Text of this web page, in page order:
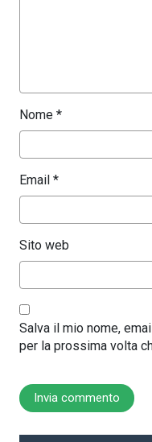
Nome *
Email *
Sito web
Salva il mio nome,
per la prossima volta